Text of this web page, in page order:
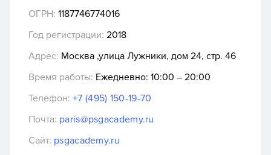
ОГРН: 1187746774016
Год регистрации: 2018
Адрес: Москва ,улица Лужники, дом 24, стр. 46
Время работы: Ежедневно: 10:00 – 20:00
Телефон: +7 (495) 150-19-70
Почта: paris@psgacademy.ru
Сайт: psgacademy.ru